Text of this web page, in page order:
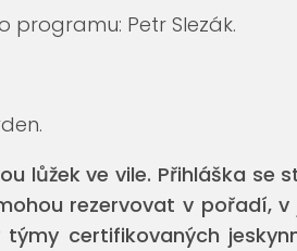
programu: Petr Slezák.
lůžek ve vile. Přihláška
rezervovat v pořadí,
certifikovaných